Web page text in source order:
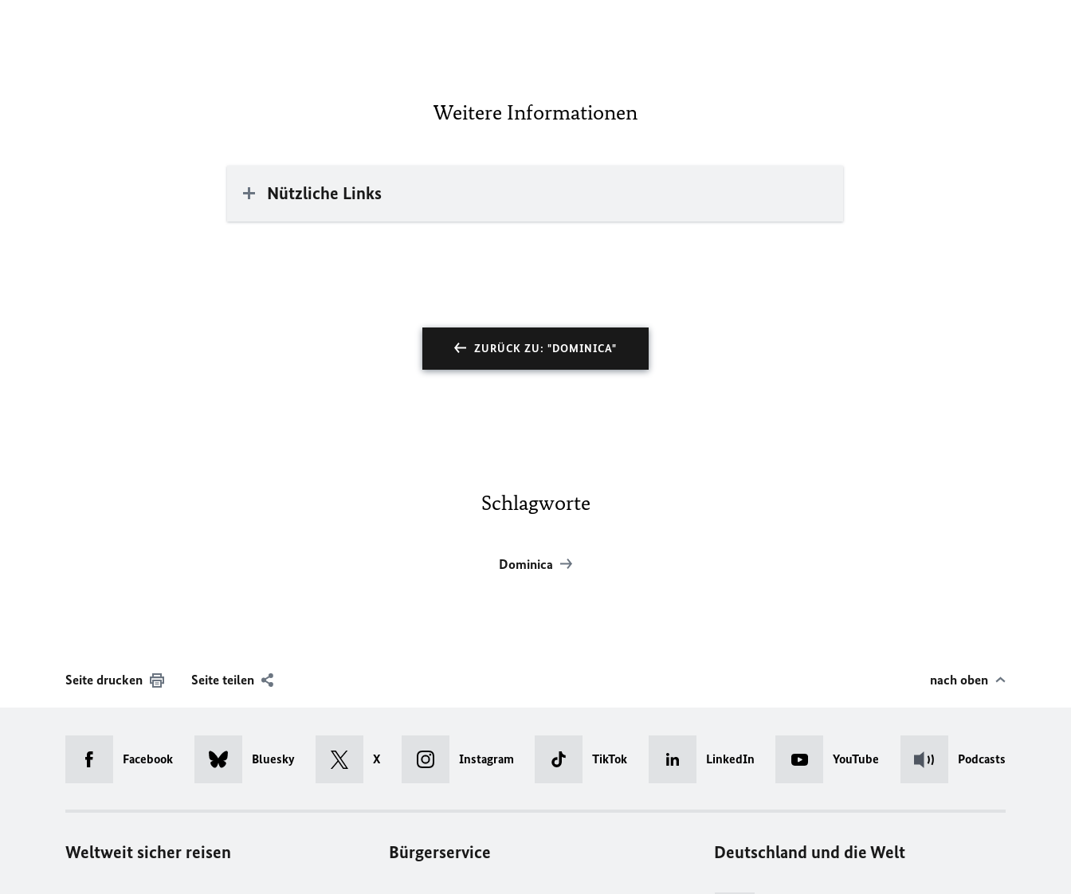
Weitere Informationen
Nützliche Links
ZURÜCK ZU: "DOMINICA"
Schlagworte
Dominica
Seite drucken Seite teilen nach oben
Facebook Bluesky X Instagram TikTok LinkedIn YouTube Podcasts
Weltweit sicher reisen Bürgerservice Deutschland und die Welt